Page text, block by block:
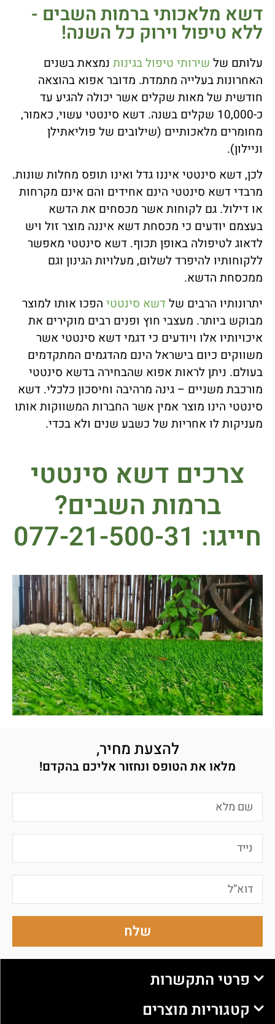
דשא מלאכותי ברמות השבים -
ללא טיפול וירוק כל השנה!
עלותם של שירותי טיפול בגינות נמצאת בשנים
האחרונות בעלייה מתמדת. מדובר אפוא בהוצאה
חודשית של מאות שקלים אשר יכולה להגיע עד
כ-10,000 שקלים בשנה. דשא סינטטי עשוי, כאמור,
מחומרים מלאכותיים (שילובים של פוליאתילן
וניילון).
לכן, דשא סינטטי איננו גדל ואינו תופס מחלות שונות.
מרבדי דשא סינטטי הינם אחידים והם אינם מקרחות
או דילול. גם לקוחות אשר מכסחים את הדשא
בעצמם יודעים כי מכסחת דשא איננה מוצר זול ויש
לדאוג לטיפולה באופן תכוף. דשא סינטטי מאפשר
ללקוחותיו להיפרד לשלום, מעלויות הגינון וגם
ממכסחת הדשא.
יתרונותיו הרבים שלדשא סינטטי הפכו אותו למוצר
מבוקש ביותר. מעצבי חוץ ופנים רבים מוקירים את
איכויותיו אלו ויודעים כי דגמי דשא סינטטי אשר
משווקים כיום בישראל הינם מהדגמים המתקדמים
בעולם. ניתן לראות אפוא שהבחירה בדשא סינטטי
מורכבת משניים – גינה מרהיבה וחיסכון כלכלי. דשא
סינטטי הינו מוצר אמין אשר החברות המשווקות אותו
מעניקות לו אחריות של כשבע שנים ולא בכדי.
צרכים דשא סינטטי
ברמות השבים?
חייגו: 077-21-500-31
להצעת מחיר,
מלאו את הטופס ונחזור אליכם בהקדם!
שלח
פרטי התקשרות
קטגוריות מוצרים